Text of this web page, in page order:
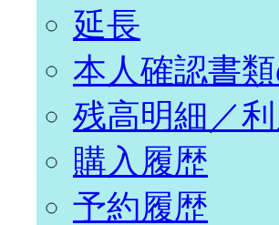
延長
本人確認書
残高明細／
購入履歴
予約履歴